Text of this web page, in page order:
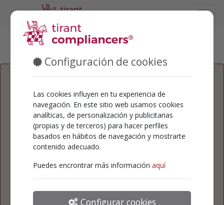
Configuración de cookies
Las cookies influyen en tu experiencia de
navegación. En este sitio web usamos cookies
analíticas, de personalización y publicitarias
(propias y de terceros) para hacer perfiles
basados en hábitos de navegación y mostrarte
contenido adecuado.
Puedes encrontrar más información aquí
Configurar cookies
Contraseña
Acceder
¿Te has olvidado la contraseña?